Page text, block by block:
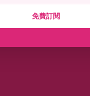
免費訂閱